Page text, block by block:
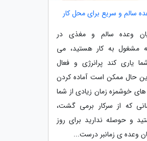
وعده سالم و مغذی در
مشغول به کار هستید، می
یاری کند پرانرژی و فعال
این حال ممکن است آماده کردن
خوشمزه زمان زیادی از شما
که از سرکار برمی گشت،
و حوصله ندارید برای روز
وعده ی زمانبر درست...